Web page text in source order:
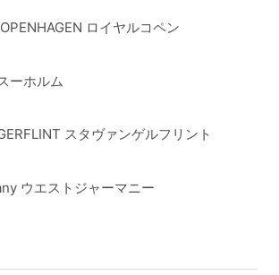
ロイヤルコペン
ーホルム
スタヴァンゲルフリント
ウエストジャーマニー